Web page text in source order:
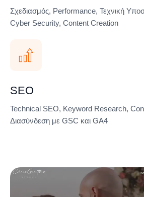
Σχεδιασμός, Performance, Τεχνική
Cyber Security, Content Creation
SEO
Technical SEO, Keyword Research,
Διασύνδεση με GSC και GA4